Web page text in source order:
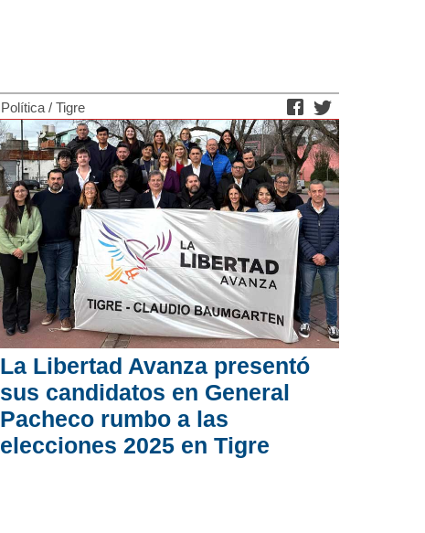
Política / Tigre
La Libertad Avanza presentó
sus candidatos en General
Pacheco rumbo a las
elecciones 2025 en Tigre